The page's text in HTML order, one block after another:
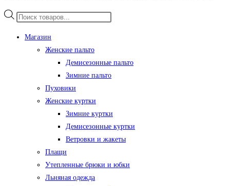
Поиск
Магазин
Женские пальто
Демисезонные пальто
Зимние пальто
Пуховики
Женские куртки
Зимние куртки
Демисезонные куртки
Ветровки и жакеты
Плащи
Утепленные брюки и юбки
Льняная одежда